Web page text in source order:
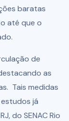
baratas
até que o
de
as
Tais medidas
já
do SENAC Rio